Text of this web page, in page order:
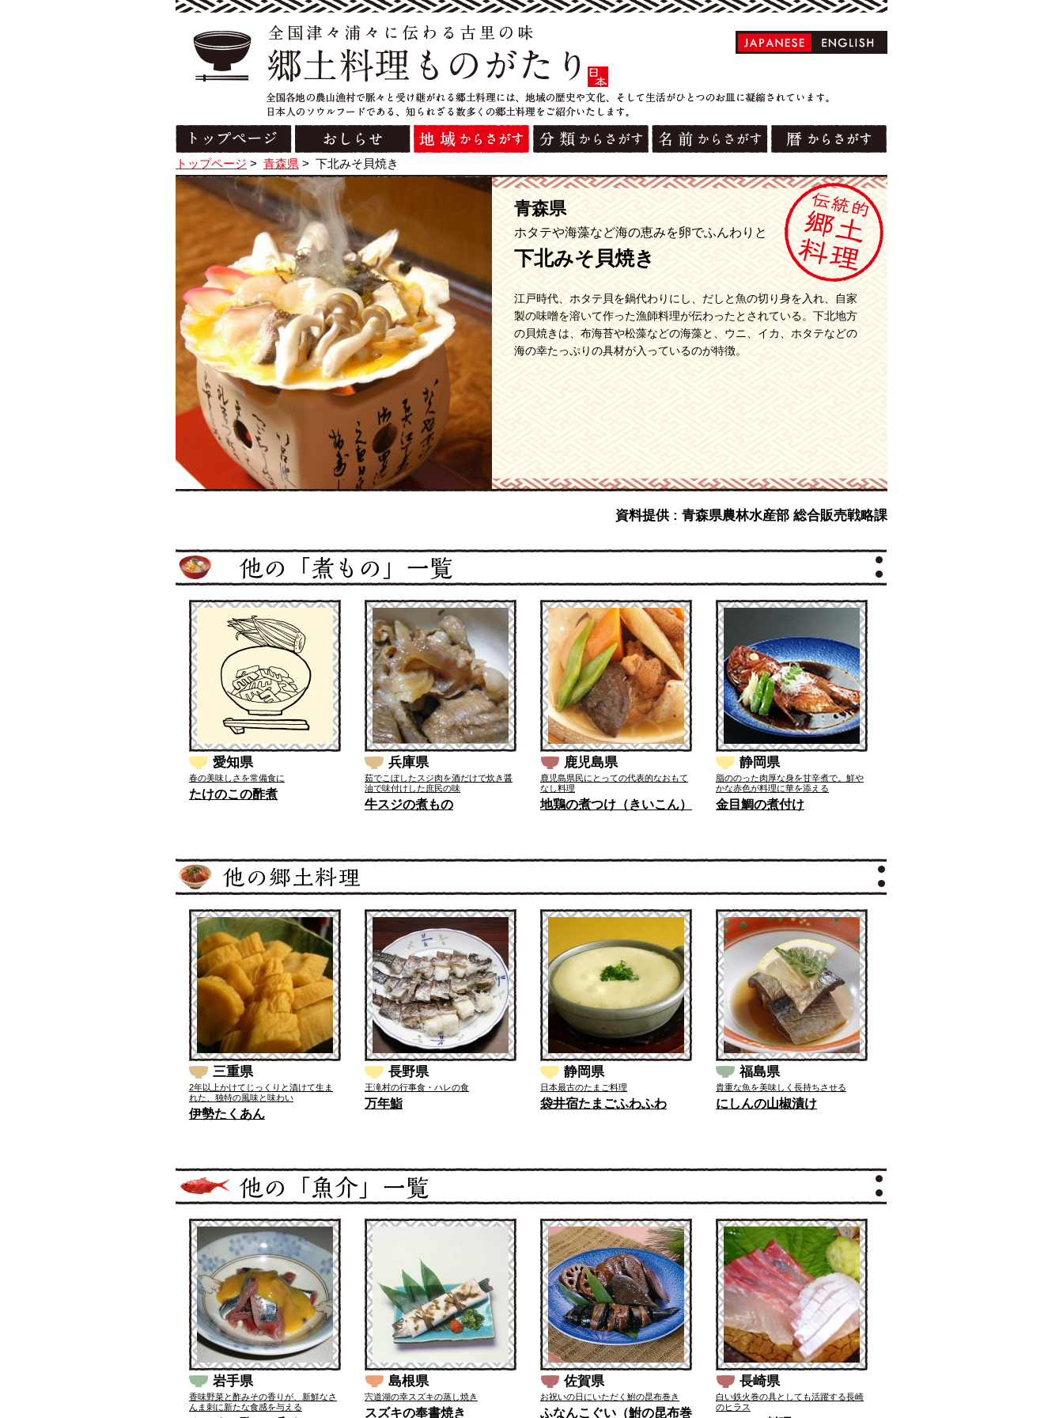
トップページ > 青森県 > 下北みそ貝焼き
青森県
ホタテや海藻など海の恵みを卵でふんわりと
下北みそ貝焼き
江戸時代、ホタテ貝を鍋代わりにし、だしと魚の切り身を入れ、自家
製の味噌を溶いて作った漁師料理が伝わったとされている。下北地方
の貝焼きは、布海苔や松藻などの海藻と、ウニ、イカ、ホタテなどの
海の幸たっぷりの具材が入っているのが特徴。
資料提供 : 青森県農林水産部 総合販売戦略課
愛知県
春の美味しさを常備食に
たけのこの酢煮
兵庫県
茹でこぼしたスジ肉を酒だけで炊き醤
油で味付けした庶民の味
牛スジの煮もの
鹿児島県
鹿児島県民にとっての代表的なおもて
なし料理
地鶏の煮つけ（きいこん）
静岡県
脂ののった肉厚な身を甘辛煮で。鮮や
かな赤色が料理に華を添える
金目鯛の煮付け
三重県
2年以上かけてじっくりと漬けて生ま
れた、独特の風味と味わい
伊勢たくあん
長野県
王滝村の行事食・ハレの食
万年鮨
静岡県
日本最古のたまご料理
袋井宿たまごふわふわ
福島県
貴重な魚を美味しく長持ちさせる
にしんの山椒漬け
岩手県
香味野菜と酢みその香りが、新鮮なさ
んま刺に新たな食感を与える
島根県
宍道湖の幸スズキの蒸し焼き
スズキの奉書焼き
佐賀県
お祝いの日にいただく鮒の昆布巻き
ふなんこぐい（鮒の昆布巻
長崎県
白い鉄火巻の具としても活躍する長崎
のヒラス